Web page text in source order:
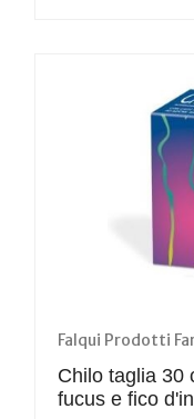
Falqui Prodotti
Chilo taglia 30
fucus e fico